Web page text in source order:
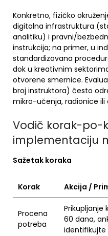
Konkretno, fizičko
digitalna infrastruktura
analitiku) i pravni/
instrukcija; na primer, u
standardizovana
dok u kreativnim
otvorene smernice.
broj instruktora) često
mikro-učenja, radionice
Vodič korak-po-
implementaciju
Sažetak koraka
Korak Akcija /
Procena
potreba
60 dana,
identifikujte